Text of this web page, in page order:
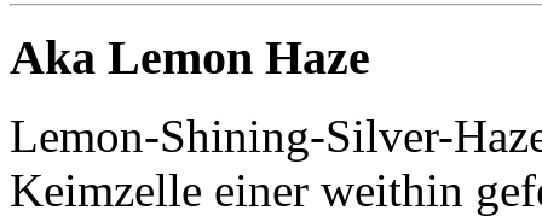
Aka Lemon Haze
Lemon-Shining-Silver-
Keimzelle einer weithin